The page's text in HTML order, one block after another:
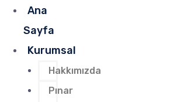
Ana
Sayfa
Kurumsal
Hakkımızda
Pınar